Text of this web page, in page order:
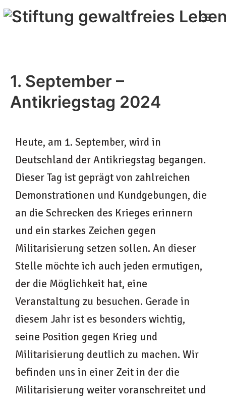
1. September –
Antikriegstag 2024
Heute, am 1. September, wird in
Deutschland der Antikriegstag begangen.
Dieser Tag ist geprägt von zahlreichen
Demonstrationen und Kundgebungen, die
an die Schrecken des Krieges erinnern
und ein starkes Zeichen gegen
Militarisierung setzen sollen. An dieser
Stelle möchte ich auch jeden ermutigen,
der die Möglichkeit hat, eine
Veranstaltung zu besuchen. Gerade in
diesem Jahr ist es besonders wichtig,
seine Position gegen Krieg und
Militarisierung deutlich zu machen. Wir
befinden uns in einer Zeit in der die
Militarisierung weiter voranschreitet und